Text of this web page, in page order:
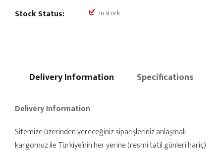
Stock Status: In stock
Delivery Information Specifications
Delivery Information
Sitemize üzerinden vereceğiniz siparişleriniz anlaşmalı
kargomuz ile Türkiye’nin her yerine (resmi tatil günleri hariç)